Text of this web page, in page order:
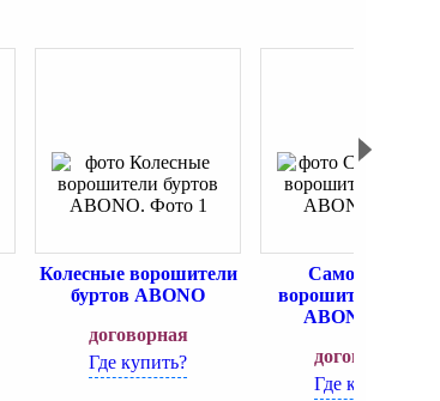
Колесные ворошители
буртов ABONO
договорная
Где купить?
Самоходный
ворошитель буртов
ABONO-17.50
договорная
Где купить?